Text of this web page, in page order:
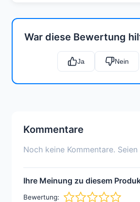
War diese Bewertung
Ja Nein
Kommentare
Noch keine Kommentare.
Ihre Meinung zu diesem
Bewertung: